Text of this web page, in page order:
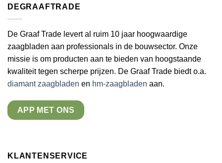
DEGRAAFTRADE
De Graaf Trade levert al ruim 10 jaar hoogwaardige
zaagbladen aan professionals in de bouwsector. Onze
missie is om producten aan te bieden van hoogstaande
kwaliteit tegen scherpe prijzen. De Graaf Trade biedt o.a.
diamant zaagbladen en hm-zaagbladen aan.
APP MET ONS
KLANTENSERVICE